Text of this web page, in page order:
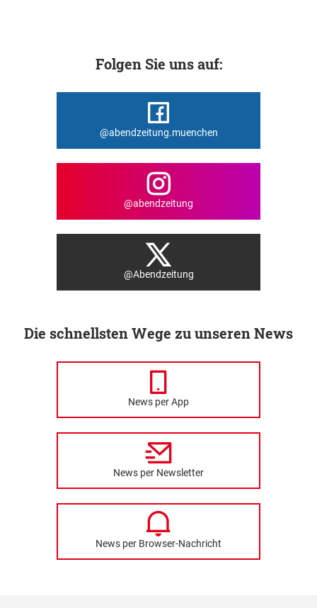
Folgen Sie uns auf:
@abendzeitung.muenchen
@abendzeitung
@Abendzeitung
Die schnellsten Wege zu unseren News
News per App
News per Newsletter
News per Browser-Nachricht